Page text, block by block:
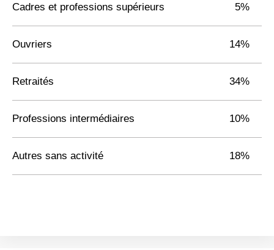
Cadres et professions supérieurs 5%
Ouvriers 14%
Retraités 34%
Professions intermédiaires 10%
Autres sans activité 18%